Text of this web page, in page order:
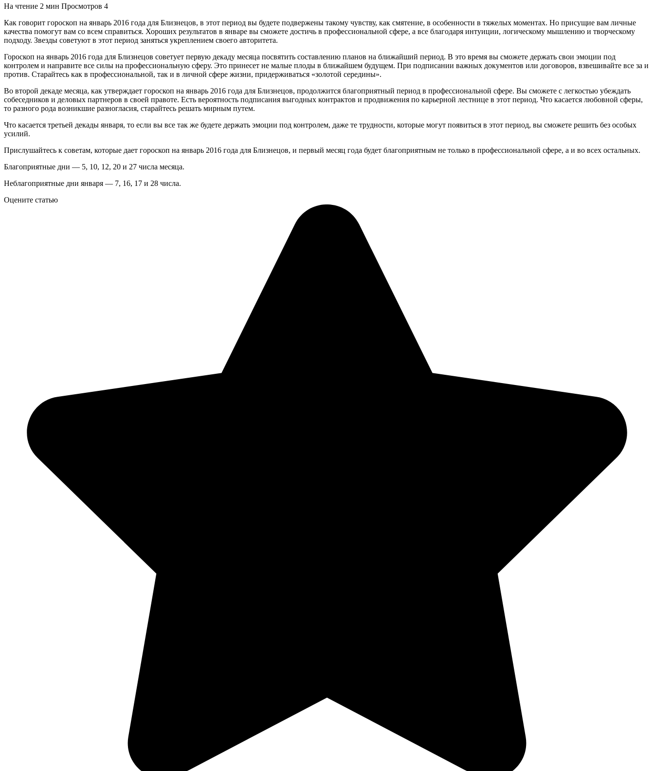
На чтение 2 мин Просмотров 4
Как говорит гороскоп на январь 2016 года для Близнецов, в этот период вы будете подвержены такому чувству, как смятение, в особенности в тяжелых моментах. Но присущие вам личные
качества помогут вам со всем справиться. Хороших результатов в январе вы сможете достичь в профессиональной сфере, а все благодаря интуиции, логическому мышлению и творческому
подходу. Звезды советуют в этот период заняться укреплением своего авторитета.
Гороскоп на январь 2016 года для Близнецов советует первую декаду месяца посвятить составлению планов на ближайший период. В это время вы сможете держать свои эмоции под
контролем и направите все силы на профессиональную сферу. Это принесет не малые плоды в ближайшем будущем. При подписании важных документов или договоров, взвешивайте все за и
против. Старайтесь как в профессиональной, так и в личной сфере жизни, придерживаться «золотой середины».
Во второй декаде месяца, как утверждает гороскоп на январь 2016 года для Близнецов, продолжится благоприятный период в профессиональной сфере. Вы сможете с легкостью убеждать
собеседников и деловых партнеров в своей правоте. Есть вероятность подписания выгодных контрактов и продвижения по карьерной лестнице в этот период. Что касается любовной сферы,
то разного рода возникшие разногласия, старайтесь решать мирным путем.
Что касается третьей декады января, то если вы все так же будете держать эмоции под контролем, даже те трудности, которые могут появиться в этот период, вы сможете решить без особых
усилий.
Прислушайтесь к советам, которые дает гороскоп на январь 2016 года для Близнецов, и первый месяц года будет благоприятным не только в профессиональной сфере, а и во всех остальных.
Благоприятные дни — 5, 10, 12, 20 и 27 числа месяца.
Неблагоприятные дни января — 7, 16, 17 и 28 числа.
Оцените статью